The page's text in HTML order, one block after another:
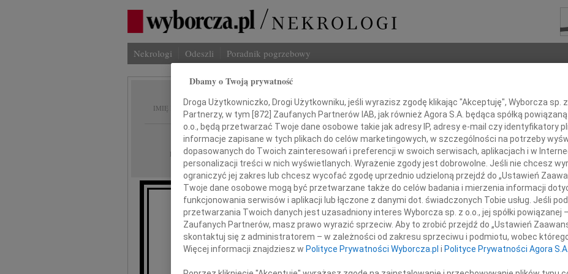
Nekrologi Odeszli Poradnik pogrzebowy
IMIĘ I NAZWISKO: Zygmunt Wróbel
REGION: Warszawa
DATA EMISJI: 19.08.2009
Beacie i Patrycji
wyrazy współczucia z powodu śmierci
Imię i nazwisko
INNE
Eugeniusz
Z
Małgorzata
Z
Andrzej
27 lipca
Inocentyna
Mgr farm.
Dbamy o Twoją prywatność
Droga Użytkowniczko, Drogi Użytkowniku, jeśli wyrazisz zgodę klikając "Akceptuję", Wyborcza sp.
Partnerzy, w tym [872] Zaufanych Partnerów IAB, jak również Agora S.A. będąca spółką
o.o., będą przetwarzać Twoje dane osobowe takie jak adresy IP, adresy e-mail czy identyfikatory
informacje zapisane w tych plikach do celów marketingowych, w szczególności na potrzeby
dopasowanych do Twoich zainteresowań i preferencji w swoich serwisach, aplikacjach i w
personalizacji treści w nich wyświetlanych. Wyrażenie zgody jest dobrowolne. Jeśli nie chcesz
ograniczyć jej zakres lub chcesz wycofać zgodę uprzednio udzieloną przejdź do „Ustawień
Twoje dane osobowe mogą być przetwarzane także do celów badania i mierzenia informacji
funkcjonowania serwisów i aplikacji lub łączone z danymi dot. świadczonych Tobie usług. Jeśli
przetwarzania Twoich danych jest uzasadniony interes Wyborcza sp. z o.o., jej spółki powiązanej
Zaufanych Partnerów, masz prawo wyrazić sprzeciw. Aby to zrobić przejdź do „Ustawień
skontaktuj się z administratorem – w zależności od zakresu sprzeciwu i podmiotu, wobec
Więcej informacji znajdziesz w Polityce Prywatności Wyborcza.pl i Polityce Prywatności Agora S.A.